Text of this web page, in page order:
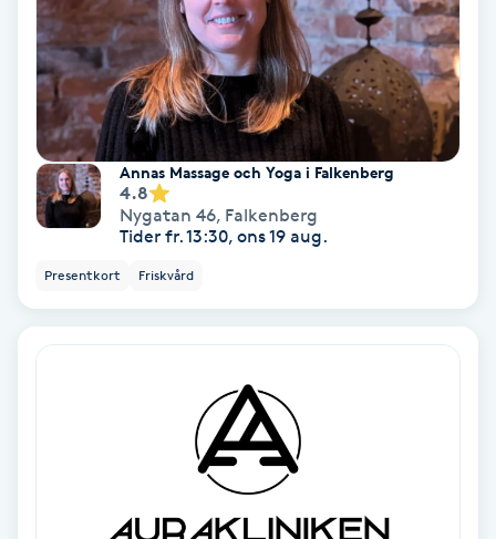
Fransförlängning Megavolym
Fransförlängning Volym
Fransk manikyr
Fransrengöring
Annas Massage och Yoga i Falkenberg
4.8
Nygatan 46, Falkenberg
Tider fr. 13:30, ons 19 aug.
Presentkort Friskvård